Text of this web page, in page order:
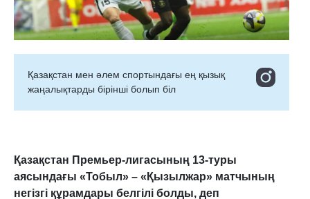
Қазақстан мен әлем спортындағы ең қызық
жаңалықтарды бірінші болып біл
Қазақстан Премьер-лигасының 13-туры
аясындағы «Тобыл» – «Қызылжар» матчының
негізгі құрамдары белгілі болды, деп